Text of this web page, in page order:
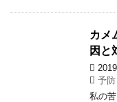
カメ
因と
予防
私の